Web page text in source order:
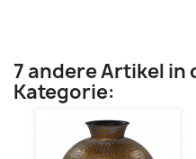
7 andere Artikel in
Kategorie: